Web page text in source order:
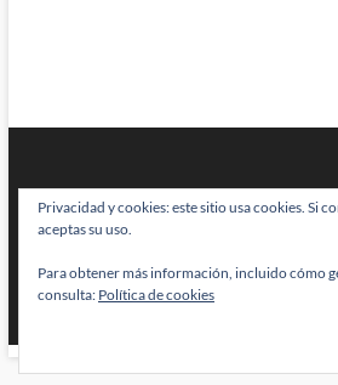
BRAINSTOMPING| Diseñado por:Theme
los derechos reservados
Privacidad y cookies: este sitio usa cookies. Si
aceptas su uso.
Para obtener más información, incluido cómo
consulta: Política de cookies